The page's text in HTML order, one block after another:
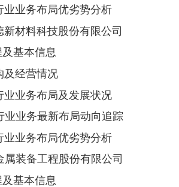
业业务布局优劣势分析
材料科技股份有限公司
基本信息
及经营情况
业业务布局及发展状况
业业务最新布局动向追踪
业业务布局优劣势分析
装备工程股份有限公司
基本信息